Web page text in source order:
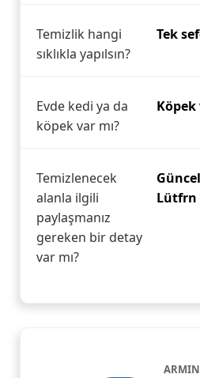
Temizlik hangi
sıklıkla yapılsın?
Tek
Evde kedi ya da
köpek var mı?
Köpek
Temizlenecek
alanla ilgili
paylaşmanız
gereken bir detay
var mı?
Lütfrn